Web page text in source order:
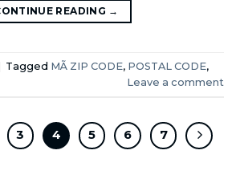
READING →
Tagged MÃ ZIP CODE, POSTAL CODE,
Leave a comment
3 4 5 6 7